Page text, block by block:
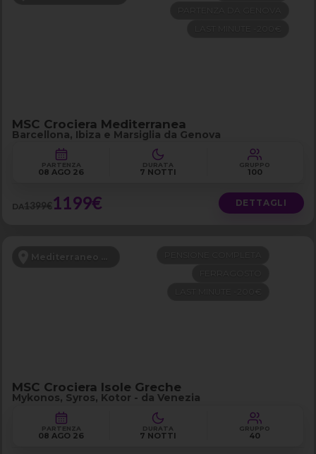
MSC Crociera Mediterranea
Barcellona, Ibiza e Marsiglia da Genova
PARTENZA
08 AGO 26
DURATA
7 NOTTI
GRUPPO
100
DA1399€1199€ DETTAGLI
Mediterraneo Orientale
MSC Crociera Isole Greche
Mykonos, Syros, Kotor - da Venezia
PARTENZA
08 AGO 26
DURATA
7 NOTTI
GRUPPO
40